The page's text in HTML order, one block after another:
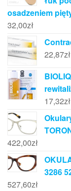
osadzeniem
32,00zł
22,87zł
17,32zł
422,00zł
3286
527,60zł